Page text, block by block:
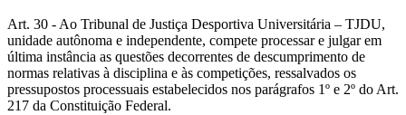
Art. 30 - Ao Tribunal de Justiça Desportiva Universitária – TJDU,
unidade autônoma e independente, compete processar e julgar em
última instância as questões decorrentes de descumprimento de
normas relativas à disciplina e às competições, ressalvados os
pressupostos processuais estabelecidos nos parágrafos 1º e 2º do Art.
217 da Constituição Federal.